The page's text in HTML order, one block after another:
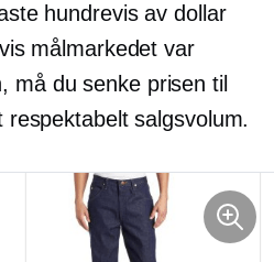
hundrevis av dollar
målmarkedet var
må du senke prisen til
salgsvolum.